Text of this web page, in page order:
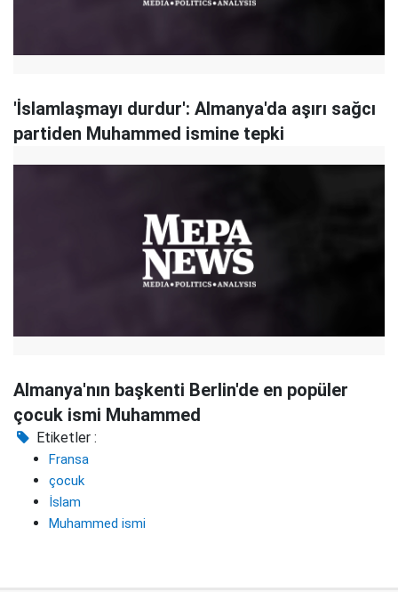
'İslamlaşmayı durdur': Almanya'da aşırı sağcı
partiden Muhammed ismine tepki
Almanya'nın başkenti Berlin'de en popüler
çocuk ismi Muhammed
Etiketler :
Fransa
çocuk
İslam
Muhammed ismi